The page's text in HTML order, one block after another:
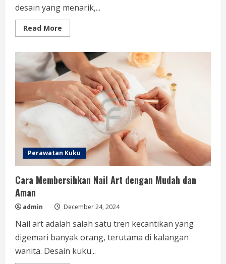
desain yang menarik,...
Read More
more
Art
Pemula
untuk
Mempercantik
Kuku
Anda
Perawatan Kuku
Cara Membersihkan Nail Art dengan Mudah dan
Aman
admin December 24, 2024
Nail art adalah salah satu tren kecantikan yang
digemari banyak orang, terutama di kalangan
wanita. Desain kuku...